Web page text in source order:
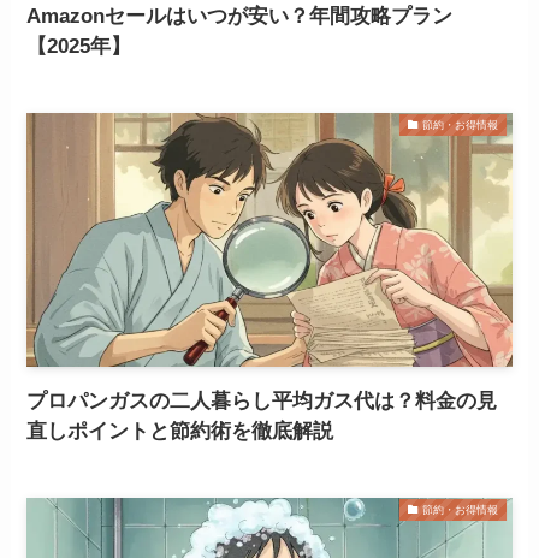
Amazonセールはいつが安い？年間攻略プラン
【2025年】
節約・お得情報
プロパンガスの二人暮らし平均ガス代は？料金の見
直しポイントと節約術を徹底解説
節約・お得情報